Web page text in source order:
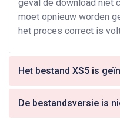
geval de download niet
moet opnieuw worden
het proces correct is
Het bestand XS5 is
De bestandsversie is